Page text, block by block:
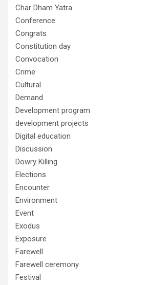
Char Dham Yatra
Conference
Congrats
Constitution day
Convocation
Crime
Cultural
Demand
Development program
development projects
Digital education
Discussion
Dowry Killing
Elections
Encounter
Environment
Event
Exodus
Exposure
Farewell
Farewell ceremony
Festival